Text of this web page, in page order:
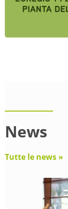
News
Tutte le news »